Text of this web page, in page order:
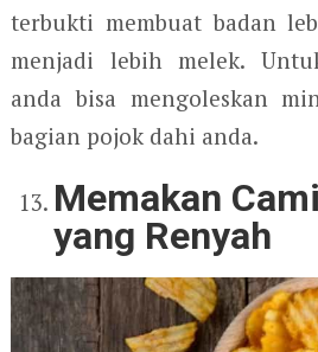
terbukti membuat badan
menjadi lebih melek.
anda bisa mengoleskan
bagian pojok dahi anda.
Memakan
yang Renyah